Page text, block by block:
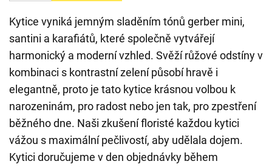
Kytice vyniká jemným sladěním tónů gerber mini,
santini a karafiátů, které společně vytvářejí
harmonický a moderní vzhled. Svěží růžové odstíny v
kombinaci s kontrastní zelení působí hravě i
elegantně, proto je tato kytice krásnou volbou k
narozeninám, pro radost nebo jen tak, pro zpestření
běžného dne. Naši zkušení floristé každou kytici
vážou s maximální pečlivostí, aby udělala dojem.
Kytici doručujeme v den objednávky během